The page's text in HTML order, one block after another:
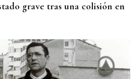
grave tras una colisión en